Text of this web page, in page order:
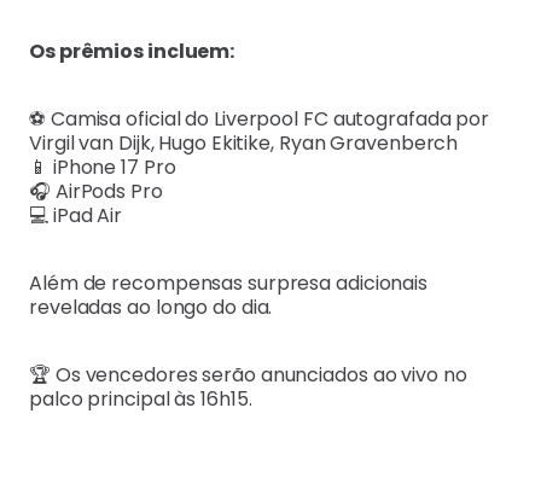
Os prêmios incluem:
⚽ Camisa oficial do Liverpool FC autografada por
Virgil van Dijk, Hugo Ekitike, Ryan Gravenberch
📱 iPhone 17 Pro
🎧 AirPods Pro
💻 iPad Air
Além de recompensas surpresa adicionais
reveladas ao longo do dia.
🏆 Os vencedores serão anunciados ao vivo no
palco principal às 16h15.